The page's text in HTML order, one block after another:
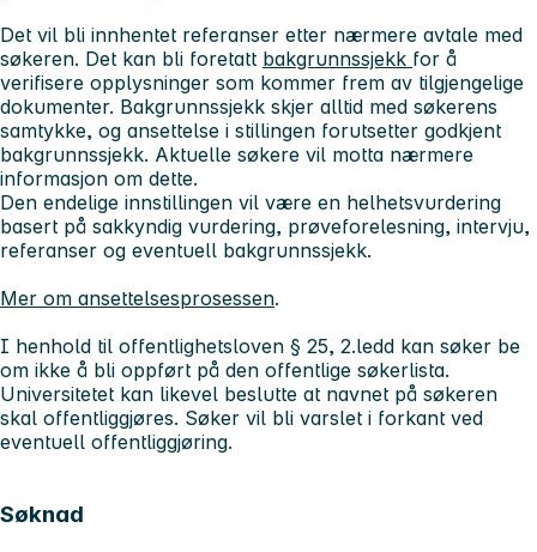
Det vil bli innhentet referanser etter nærmere avtale med
søkeren. Det kan bli foretatt bakgrunnssjekk for å
verifisere opplysninger som kommer frem av tilgjengelige
dokumenter. Bakgrunnssjekk skjer alltid med søkerens
samtykke, og ansettelse i stillingen forutsetter godkjent
bakgrunnssjekk. Aktuelle søkere vil motta nærmere
informasjon om dette.
Den endelige innstillingen vil være en helhetsvurdering
basert på sakkyndig vurdering, prøveforelesning, intervju,
referanser og eventuell bakgrunnssjekk.
Mer om ansettelsesprosessen.
I henhold til offentlighetsloven § 25, 2.ledd kan søker be
om ikke å bli oppført på den offentlige søkerlista.
Universitetet kan likevel beslutte at navnet på søkeren
skal offentliggjøres. Søker vil bli varslet i forkant ved
eventuell offentliggjøring.
Søknad